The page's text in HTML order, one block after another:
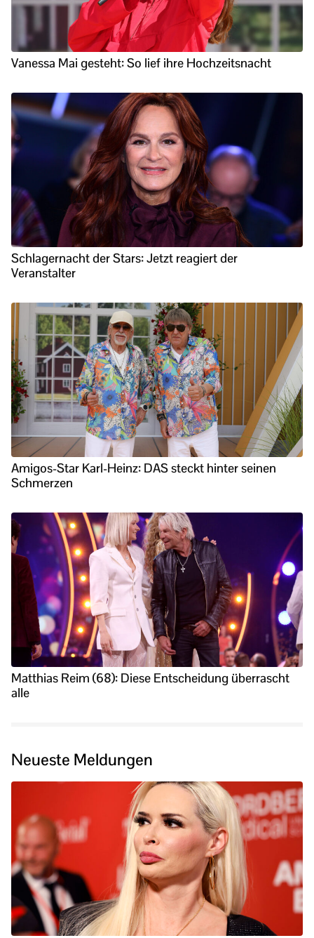
Vanessa Mai gesteht: So lief ihre Hochzeitsnacht
Schlagernacht der Stars: Jetzt reagiert der
Veranstalter
Amigos-Star Karl-Heinz: DAS steckt hinter seinen
Schmerzen
Matthias Reim (68): Diese Entscheidung überrascht
alle
Neueste Meldungen